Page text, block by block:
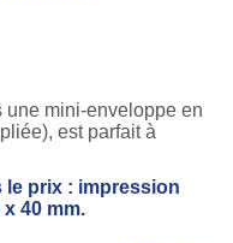
une mini-enveloppe en
est parfait à
le prix : impression
40 mm.